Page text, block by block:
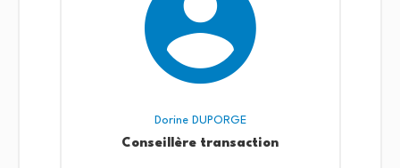
Dorine DUPORGE
Conseillère transaction